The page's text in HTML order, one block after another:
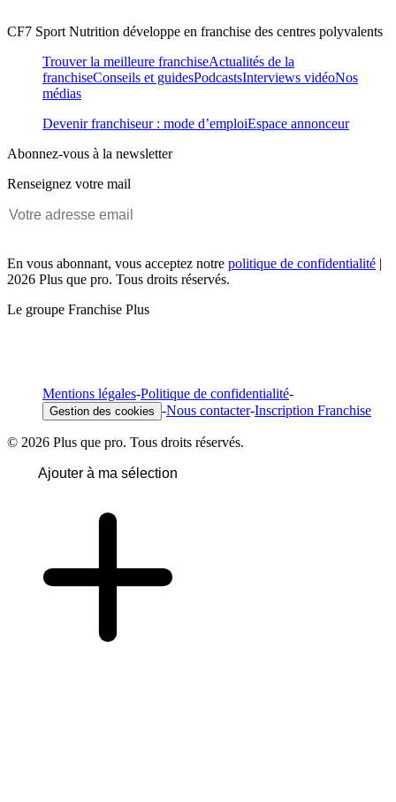
CF7 Sport Nutrition développe en franchise des centres polyvalents
Trouver la meilleure franchiseActualités de la
franchiseConseils et guidesPodcastsInterviews vidéoNos
médias
Devenir franchiseur : mode d’emploiEspace annonceur
Abonnez-vous à la newsletter
Renseignez votre mail
En vous abonnant, vous acceptez notre politique de confidentialité |
2026 Plus que pro. Tous droits réservés.
Le groupe Franchise Plus
Mentions légales-Politique de confidentialité-
Gestion des cookies -Nous contacter-Inscription Franchise
© 2026 Plus que pro. Tous droits réservés.
Ajouter à ma sélection